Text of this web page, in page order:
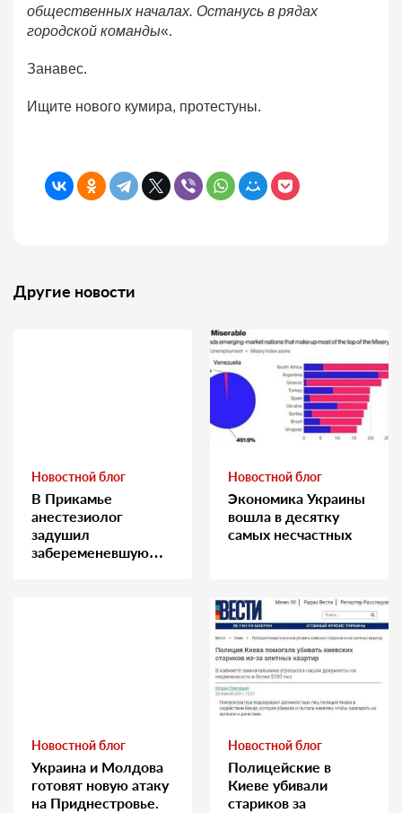
общественных началах. Останусь в рядах
городской команды«.
Занавес.
Ищите нового кумира, протестуны.
Другие новости
Новостной блог
В Прикамье
анестезиолог
задушил
забеременевшую
Новостной блог
Экономика Украины
вошла в десятку
самых несчастных
Новостной блог
Украина и Молдова
готовят новую атаку
на Приднестровье.
Новостной блог
Полицейские в
Киеве убивали
стариков за